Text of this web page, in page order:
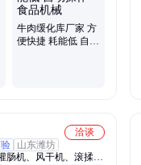
牛肉缓化库厂家 方
便快捷 耗能低 自动
洽谈
山东潍坊
肠机、风干机、滚揉